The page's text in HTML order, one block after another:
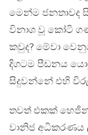
මෙන්ම ජනතාවද
විනාශ වූ කෝටි
කවුද? මේවා
දිගටම පීඩනය
සිදුවන්නේ එහි
තවත් එකක්
වානිජ අධිකරණය